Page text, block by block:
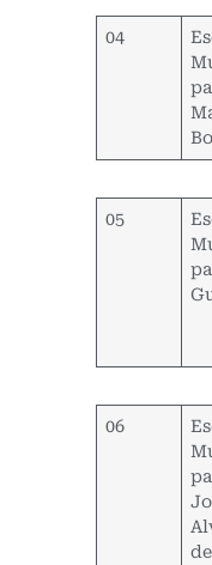
04
05
06
de